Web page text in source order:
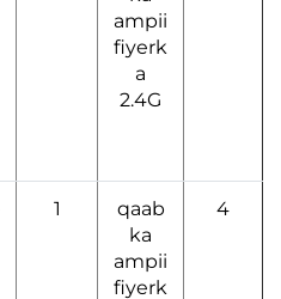
ampii
fiyerk
a
2.4G
4
qaab
ka
ampii
fiyerk
1